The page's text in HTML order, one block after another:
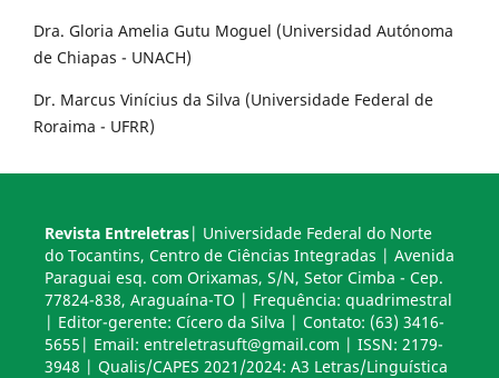
Dra. Gloria Amelia Gutu Moguel (Universidad Autónoma
de Chiapas - UNACH)
Dr. Marcus Vinícius da Silva (Universidade Federal de
Roraima - UFRR)
Revista Entreletras| Universidade Federal do Norte
do Tocantins, Centro de Ciências Integradas | Avenida
Paraguai esq. com Orixamas, S/N, Setor Cimba - Cep.
77824-838, Araguaína-TO | Frequência: quadrimestral
| Editor-gerente: Cícero da Silva | Contato: (63) 3416-
5655| Email: entreletrasuft@gmail.com | ISSN: 2179-
3948 | Qualis/CAPES 2021/2024: A3 Letras/Linguística